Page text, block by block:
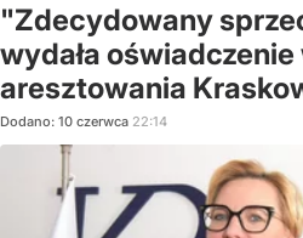
"Zdecydowany
wydała oświadczenie
aresztowania
Dodano: 10 czerwca 22:14